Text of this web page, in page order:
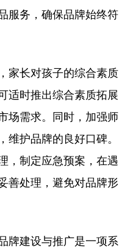
服务，确保品牌始终符
家长对孩子的综合素质
适时推出综合素质拓展
场需求。同时，加强师
维护品牌的良好口碑。
，制定应急预案，在遇
善处理，避免对品牌形
牌建设与推广是一项系